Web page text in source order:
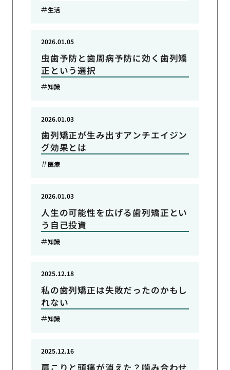
生活
虫歯予防と歯周病予防に効く歯列矯
正という選択
2026.01.05
知識
歯列矯正が生み出すアンチエイジン
グ効果とは
2026.01.03
医療
人生の可能性を広げる歯列矯正とい
う自己投資
2026.01.03
知識
私の歯列矯正は失敗だったのかもし
れない
2025.12.18
知識
肩こりと頭痛が消えた？噛み合わせ
2025.12.16